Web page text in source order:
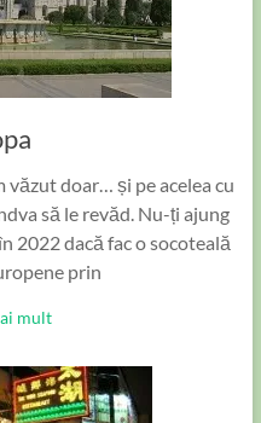
văzut doar… și pe acelea cu
să le revăd. Nu-ți ajung
2022 dacă fac o socoteală
prin
mult